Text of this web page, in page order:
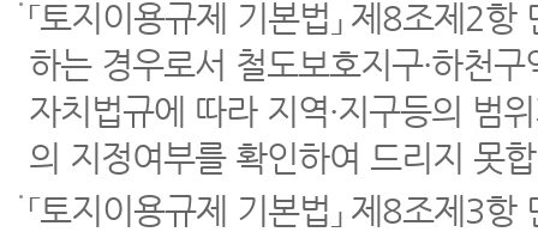
「토지이용규제 기본법」 제8조제2
하는 경우로서 철도보호지구·하천
자치법규에 따라 지역·지구등의 범
의 지정여부를 확인하여 드리지 못
「토지이용규제 기본법」 제8조제3